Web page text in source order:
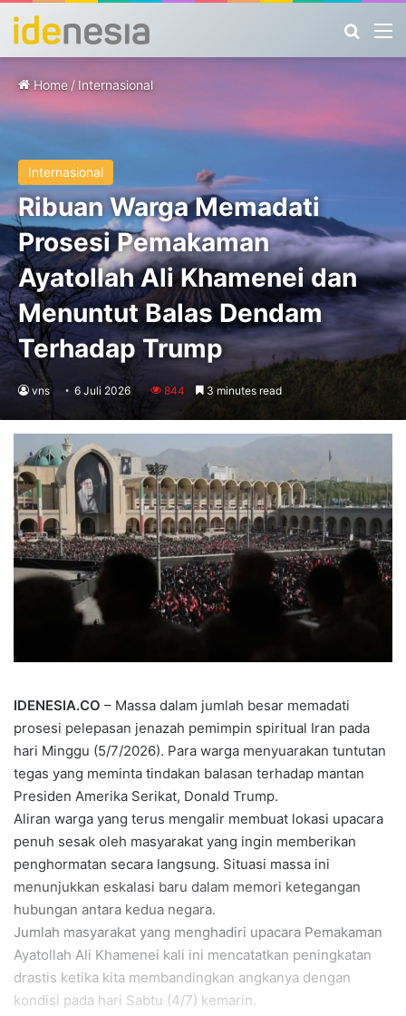
Home / Internasional
Internasional
Ribuan Warga Memadati
Prosesi Pemakaman
Ayatollah Ali Khamenei dan
Menuntut Balas Dendam
Terhadap Trump
vns 6 Juli 2026 844 3 minutes read
IDENESIA.CO – Massa dalam jumlah besar memadati
prosesi pelepasan jenazah pemimpin spiritual Iran pada
hari Minggu (5/7/2026). Para warga menyuarakan tuntutan
tegas yang meminta tindakan balasan terhadap mantan
Presiden Amerika Serikat, Donald Trump.
Aliran warga yang terus mengalir membuat lokasi upacara
penuh sesak oleh masyarakat yang ingin memberikan
penghormatan secara langsung. Situasi massa ini
menunjukkan eskalasi baru dalam memori ketegangan
hubungan antara kedua negara.
Jumlah masyarakat yang menghadiri upacara Pemakaman
Ayatollah Ali Khamenei kali ini mencatatkan peningkatan
drastis ketika kita membandingkan angkanya dengan
kondisi pada hari Sabtu (4/7) kemarin.